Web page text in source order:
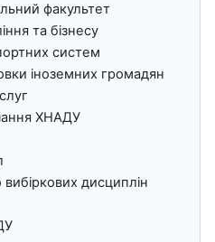
факультет
та бізнесу
систем
іноземних громадян
ХНАДУ
дисциплін